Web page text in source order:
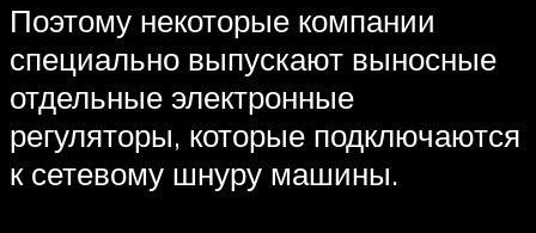
Поэтому некоторые компании
специально выпускают выносные
отдельные электронные
регуляторы, которые подключаются
к сетевому шнуру машины.